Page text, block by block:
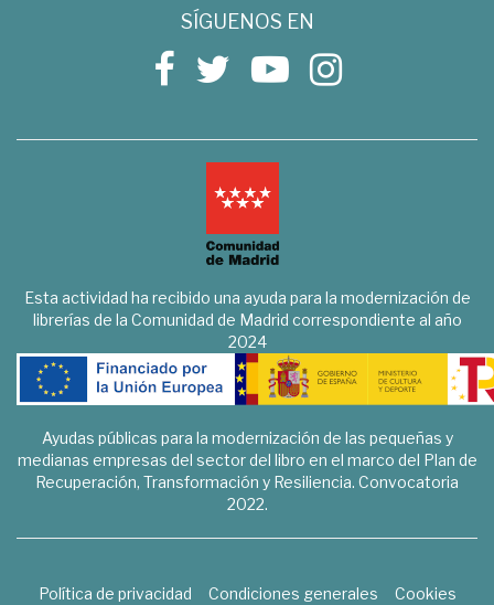
SÍGUENOS EN
Esta actividad ha recibido una ayuda para la modernización de
librerías de la Comunidad de Madrid correspondiente al año
2024
Ayudas públicas para la modernización de las pequeñas y
medianas empresas del sector del libro en el marco del Plan de
Recuperación, Transformación y Resiliencia. Convocatoria
2022.
Política de privacidad Condiciones generales
Cookies